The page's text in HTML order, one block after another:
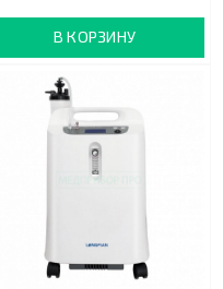
В КОРЗИНУ